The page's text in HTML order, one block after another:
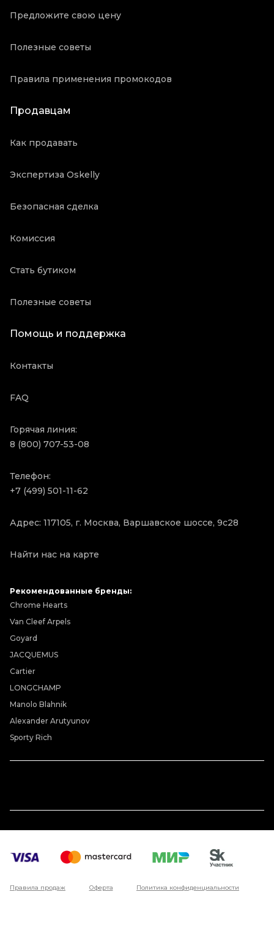
Предложите свою цену
Полезные советы
Правила применения промокодов
Продавцам
Как продавать
Экспертиза Oskelly
Безопасная сделка
Комиссия
Стать бутиком
Полезные советы
Помощь и поддержка
Контакты
FAQ
Горячая линия:
8 (800) 707-53-08
Телефон:
+7 (499) 501-11-62
Адрес: 117105, г. Москва, Варшавское шоссе, 9с28
Найти нас на карте
Рекомендованные бренды:
Chrome Hearts
Van Cleef Arpels
Goyard
JACQUEMUS
Cartier
LONGCHAMP
Manolo Blahnik
Alexander Arutyunov
Sporty Rich
Правила продаж Оферта Политика конфиденциальности